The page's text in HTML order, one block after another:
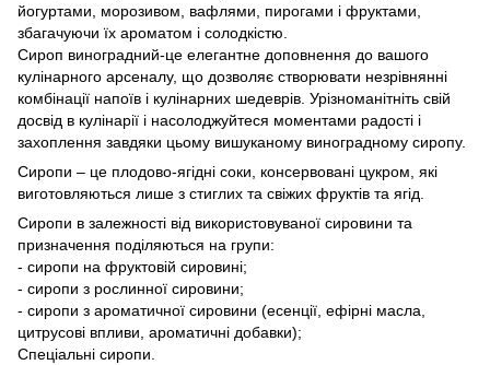
йогуртами, морозивом, вафлями, пирогами і фруктами,
збагачуючи їх ароматом і солодкістю.
Сироп виноградний-це елегантне доповнення до вашого
кулінарного арсеналу, що дозволяє створювати незрівнянні
комбінації напоїв і кулінарних шедеврів. Урізноманітніть свій
досвід в кулінарії і насолоджуйтеся моментами радості і
захоплення завдяки цьому вишуканому виноградному сиропу.
Сиропи – це плодово-ягідні соки, консервовані цукром, які
виготовляються лише з стиглих та свіжих фруктів та ягід.
Сиропи в залежності від використовуваної сировини та
призначення поділяються на групи:
- сиропи на фруктовій сировині;
- сиропи з рослинної сировини;
- сиропи з ароматичної сировини (есенції, ефірні масла,
цитрусові впливи, ароматичні добавки);
Спеціальні сиропи.